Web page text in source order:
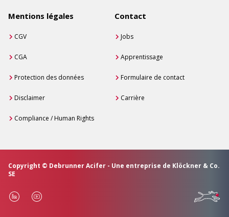
Mentions légales
CGV
CGA
Protection des données
Disclaimer
Compliance / Human Rights
Contact
Jobs
Apprentissage
Formulaire de contact
Carrière
Copyright © Debrunner Acifer - Une entreprise de Klöckner & Co.
SE